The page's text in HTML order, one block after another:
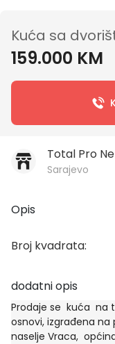
Kuća sa
159.000 KM
Total Pro
Sarajevo
Opis
broj kvadrata:
dodatni opis
Prodaje se kuća na
osnovi, izgrađena na
naselje Vraca,